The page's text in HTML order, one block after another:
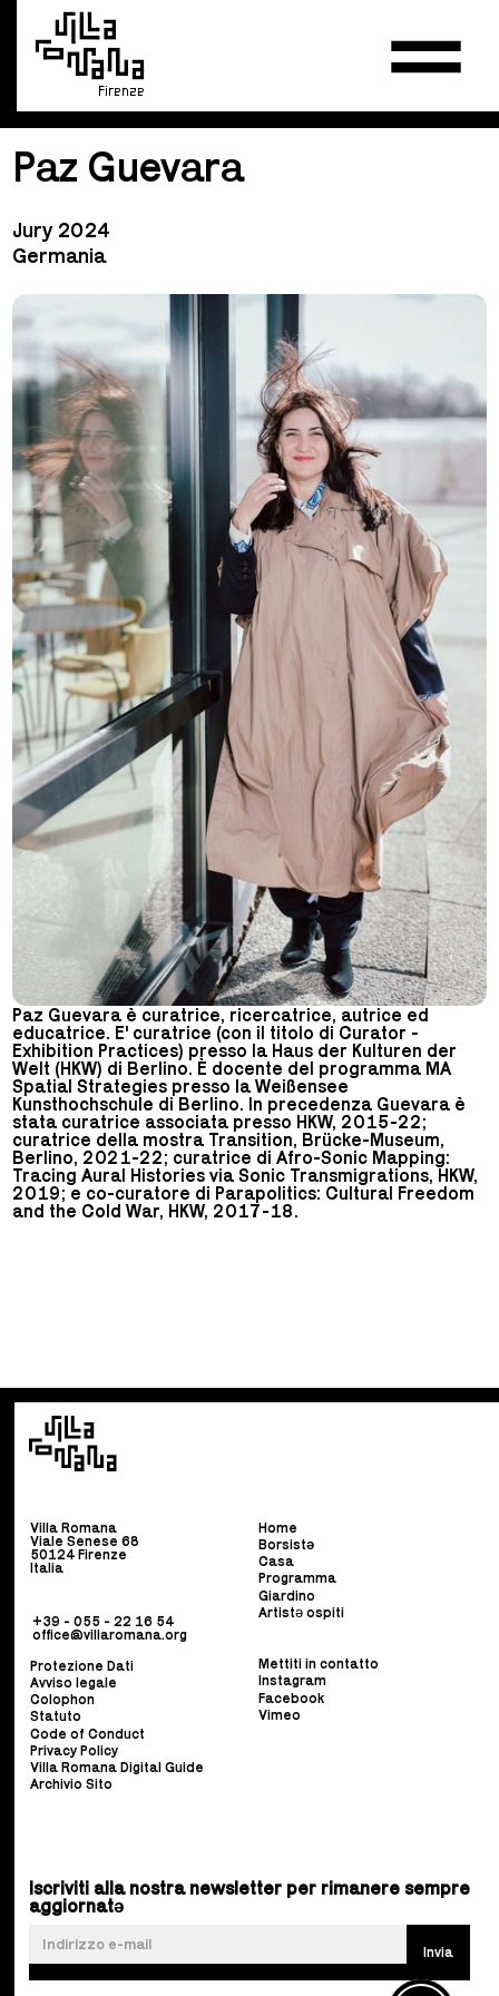
Firenze
Paz Guevara
Jury 2024
Germania
Paz Guevara è curatrice, ricercatrice, autrice ed
educatrice. E' curatrice (con il titolo di Curator -
Exhibition Practices) presso la Haus der Kulturen der
Welt (HKW) di Berlino. È docente del programma MA
Spatial Strategies presso la Weißensee
Kunsthochschule di Berlino. In precedenza Guevara è
stata curatrice associata presso HKW, 2015-22;
curatrice della mostra Transition, Brücke-Museum,
Berlino, 2021-22; curatrice di Afro-Sonic Mapping:
Tracing Aural Histories via Sonic Transmigrations, HKW,
2019; e co-curatore di Parapolitics: Cultural Freedom
and the Cold War, HKW, 2017-18.
Villa Romana
Viale Senese 68
50124 Firenze
Italia
+39 - 055 - 22 16 54
office@villaromana.org
Home
Borsistə
Casa
Programma
Giardino
Artistə ospiti
Protezione Dati
Avviso legale
Colophon
Statuto
Code of Conduct
Privacy Policy
Villa Romana Digital Guide
Archivio Sito
Mettiti in contatto
Instagram
Facebook
Vimeo
Iscriviti alla nostra newsletter per rimanere sempre
aggiornatə